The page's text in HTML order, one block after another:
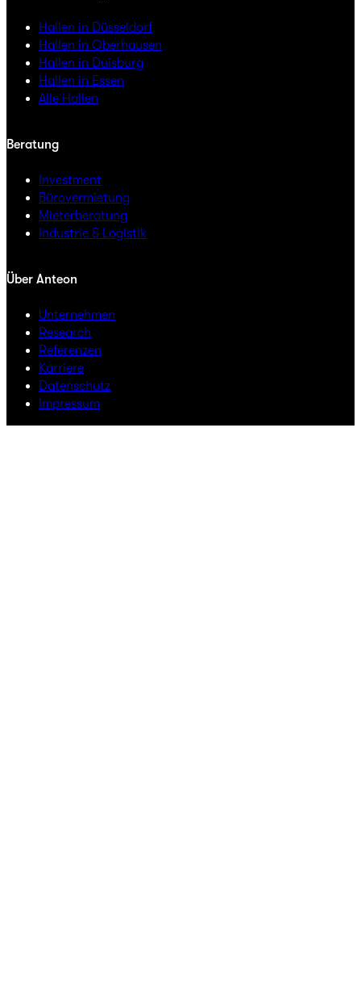
Hallen in Düsseldorf
Hallen in Oberhausen
Hallen in Duisburg
Hallen in Essen
Alle Hallen
Beratung
Investment
Bürovermietung
Mieterberatung
Industrie & Logistik
Über Anteon
Unternehmen
Research
Referenzen
Karriere
Datenschutz
Impressum